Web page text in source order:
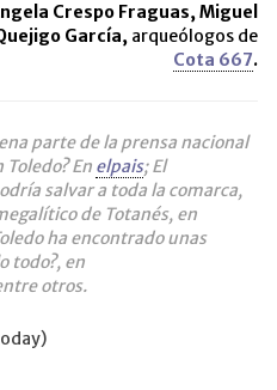
Crespo Fraguas, Miguel
García, arqueólogos de
Cota 667.
parte de la prensa nacional
En elpais; El
salvar a toda la comarca,
de Totanés, en
ha encontrado unas
todo?, en
otros.